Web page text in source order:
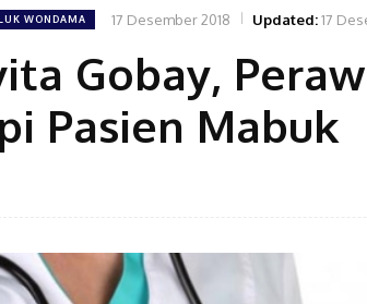
WONDAMA 17 Desember 2018 Updated:17
Gobay,
Pasien Mabuk